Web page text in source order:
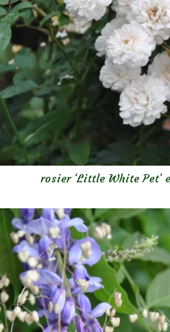
rosier ‘Little White Pet’